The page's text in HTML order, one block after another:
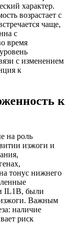
характер.
возрастает с
чаще,
с
время
с изменением
к
к
на роль
изжоги и
тонус нижнего
IL1B, были
Важным
наличие
риск